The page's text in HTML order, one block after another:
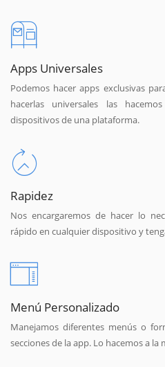
Apps Universales
Podemos hacer apps exclusivas
hacerlas universales las
dispositivos de una plataforma.
Rapidez
Nos encargaremos de hacer lo
rápido en cualquier dispositivo y
Menú Personalizado
Manejamos diferentes menús o
secciones de la app. Lo hacemos a la